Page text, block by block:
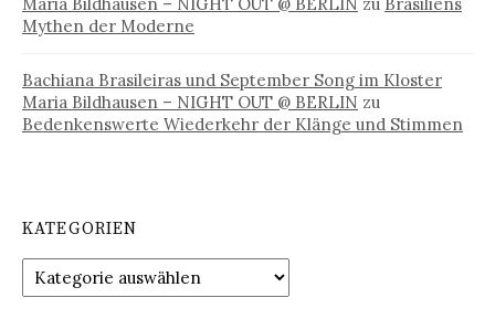
Mythen der Moderne
Bachiana Brasileiras und September Song im Kloster
Maria Bildhausen – NIGHT OUT @ BERLIN zu
Bedenkenswerte Wiederkehr der Klänge und Stimmen
KATEGORIEN
Kategorien